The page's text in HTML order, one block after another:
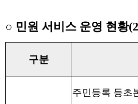
○ 민원 서비스 운영 현황
구분
주민등록 등초